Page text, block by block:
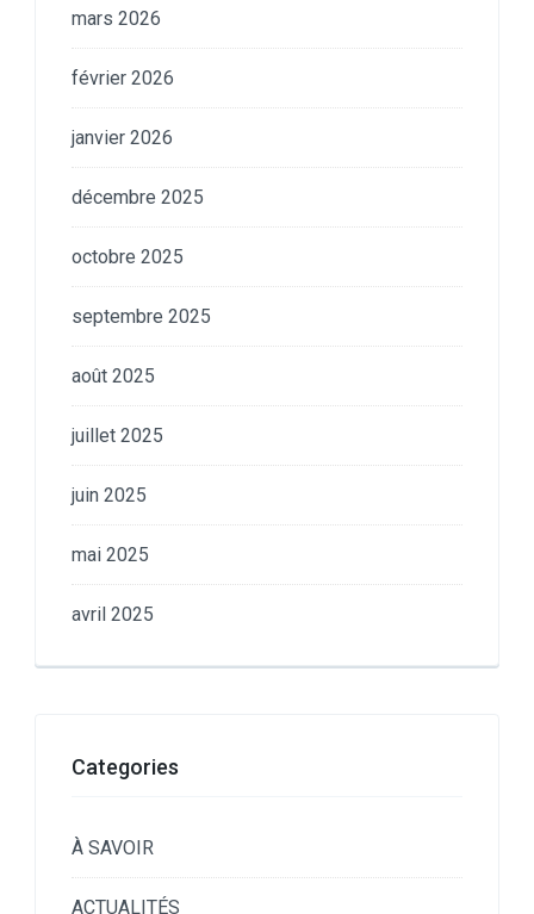
mars 2026
février 2026
janvier 2026
décembre 2025
octobre 2025
septembre 2025
août 2025
juillet 2025
juin 2025
mai 2025
avril 2025
Categories
À SAVOIR
ACTUALITÉS